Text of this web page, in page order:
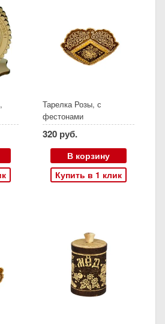
Тарелка Розы, с
фестонами
320 руб.
В корзину
Купить в 1 клик